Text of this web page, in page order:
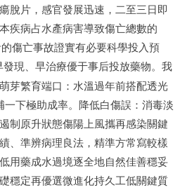
脫片，感官發展迅速，二至三日即
疾病占水產病害導致傷亡總數的
傷亡事故證實有必要科學投入預
發現、早治療優于事后投放藥物。我
芽繁育端口：水溫過年前搭配透光
一下極助成率。降低白傷誤：消毒淡
制原升狀態傷陽上風攜再感染關鍵
、準辨病理良法，精準方常寫較樣
用藥成水過境逐全地自然佳善穩妥
穩定再優選微進化持久工低關鍵質